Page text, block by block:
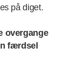
på diget.
overgange
færdsel